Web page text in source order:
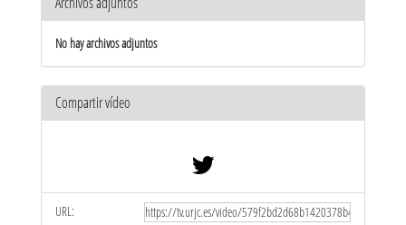
No hay archivos adjuntos
Compartir vídeo
URL: